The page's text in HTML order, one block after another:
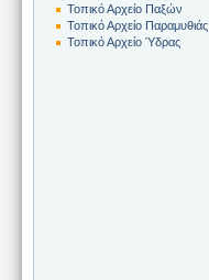
Τοπικό Αρχείο Παξών
Τοπικό Αρχείο Παραμυθιάς
Τοπικό Αρχείο Ύδρας